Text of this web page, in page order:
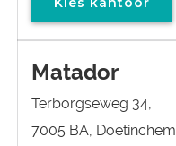
Matador
Terborgseweg 34,
7005 BA, Doetinchem